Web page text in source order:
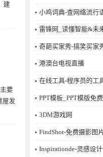
建
要
屋发
小鸡词典-查网络流行
雷锋网_读懂智能&未
奇葩买家秀-搞笑买家
港澳台电视直播
在线工具-程序员的工
PPT模板_PPT模版免
3DM游戏网
FindShot-免费摄影图
Inspirationde-灵感设